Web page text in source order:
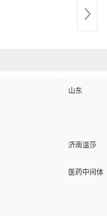
山东
济南温莎
医药中间体